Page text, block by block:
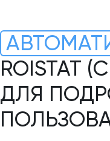
ROISTAT
ДЛЯ